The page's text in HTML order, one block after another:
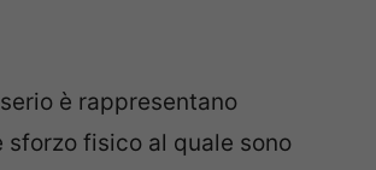
è rappresentano
sforzo fisico al quale sono